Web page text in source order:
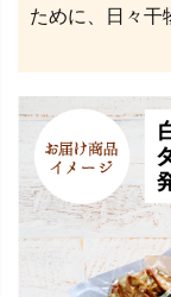
ために、日々干